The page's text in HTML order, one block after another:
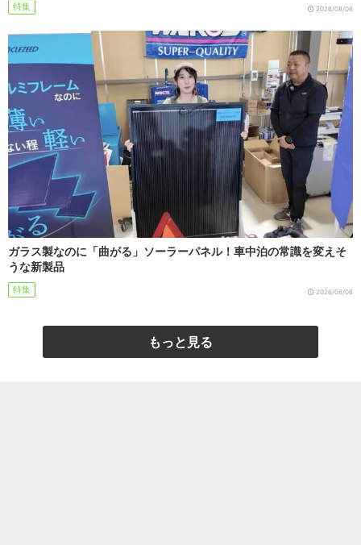
特集 2026/08/06
ガラス製なのに「曲がる」ソーラーパネル！車中泊の常識を変えそ
うな新製品
特集 2026/08/06
もっと見る